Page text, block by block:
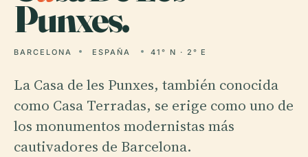
Punxes.
BARCELONA ESPAÑA 41° N · 2° E
La Casa de les Punxes, también conocida
como Casa Terradas, se erige como uno de
los monumentos modernistas más
cautivadores de Barcelona.